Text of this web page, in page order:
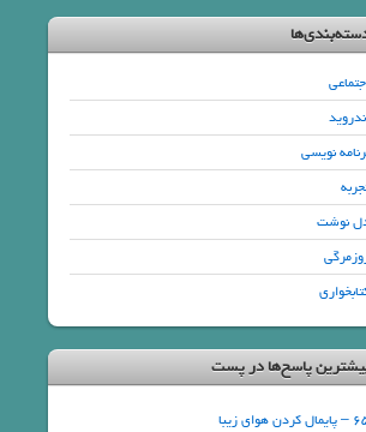
نویسی
نوشت
پاسخ‌ها در پست
کردن هوای زیبا